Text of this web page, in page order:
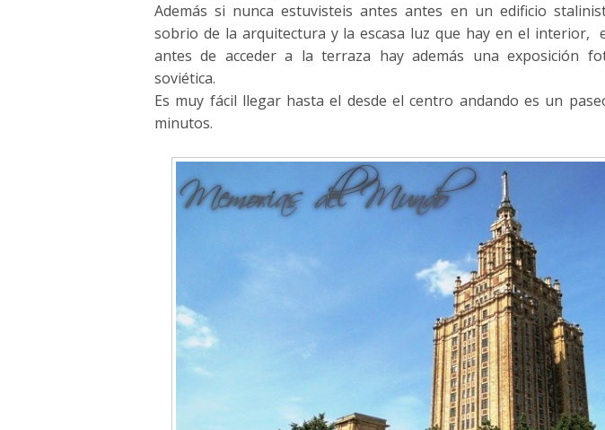
Además si nunca estuvisteis antes antes en un edificio
sobrio de la arquitectura y la escasa luz que hay en el interior,
antes de acceder a la terraza hay además una exposición
soviética.
Es muy fácil llegar hasta el desde el centro andando es un
minutos.